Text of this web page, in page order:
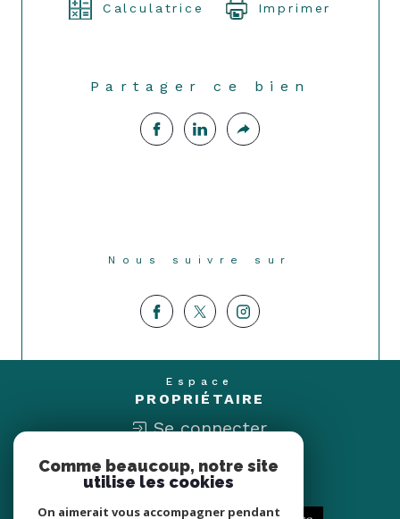
Calculatrice Imprimer
Partager ce bien
Nous suivre sur
Espace
PROPRIÉTAIRE
Se connecter
Nous
ADHÉRONS
Comme beaucoup, notre site
utilise les cookies
On aimerait vous accompagner pendant